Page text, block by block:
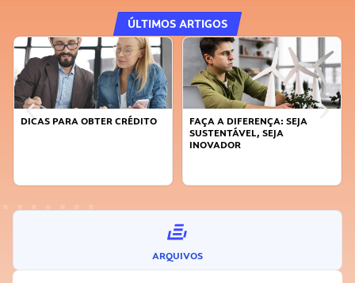
ÚLTIMOS ARTIGOS
DICAS PARA OBTER CRÉDITO
FAÇA A DIFERENÇA: SEJA
SUSTENTÁVEL, SEJA
INOVADOR
ARQUIVOS